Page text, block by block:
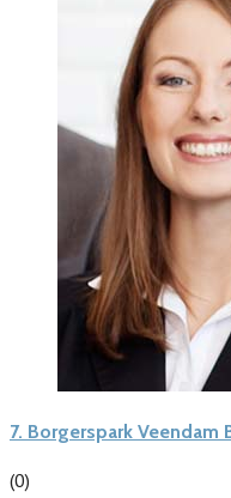
7. Borgerspark Veendam
(0)